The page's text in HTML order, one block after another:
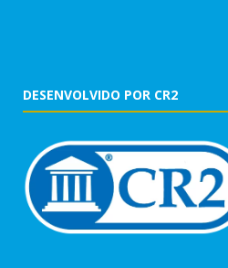
DESENVOLVIDO POR CR2